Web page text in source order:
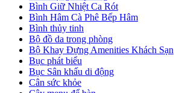
Bình Giữ Nhiệt Ca Rót
Bình Hâm Cà Phê Bếp Hâm
Bình thủy tinh
Bộ đồ da trong phòng
Bộ Khay Đựng Amenities Khách Sạn
Bục phát biểu
Bục Sân khấu di động
Cân sức khỏe